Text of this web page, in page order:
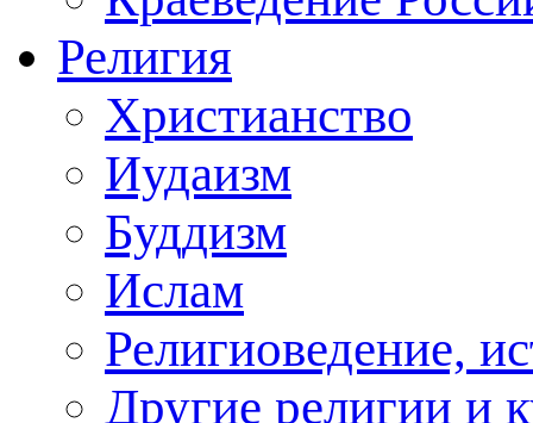
Религия
Христианство
Иудаизм
Буддизм
Ислам
Религиоведение,
Другие религии и